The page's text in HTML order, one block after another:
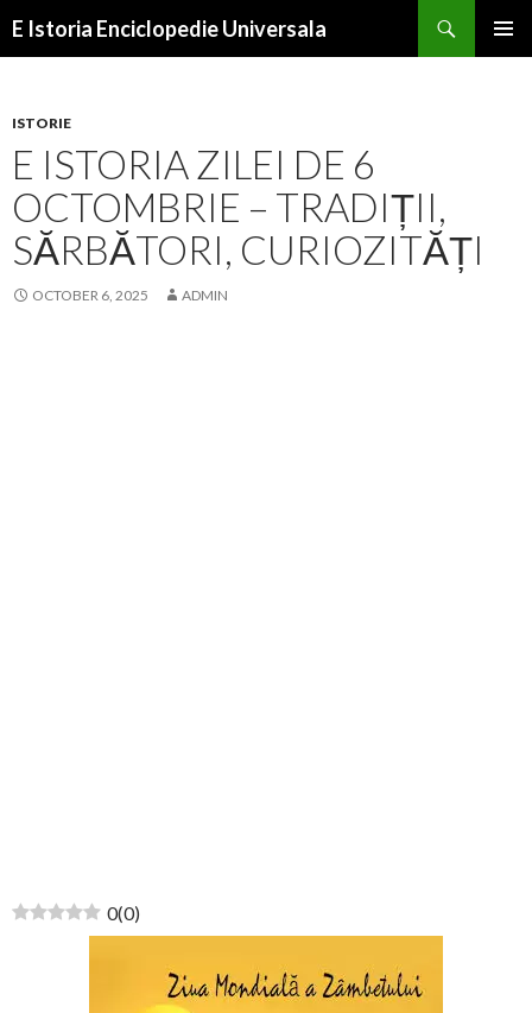
E Istoria Enciclopedie Universala
ISTORIE
E ISTORIA ZILEI DE 6
OCTOMBRIE – TRADIȚII,
SĂRBĂTORI, CURIOZITĂȚI
OCTOBER 6, 2025 ADMIN
0(0)